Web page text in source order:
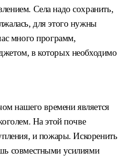
Села надо сохранить,
для этого нужны
много программ,
в которых необходимо
нашеговремени является
На этой почве
и пожары.Искоренить
совместными усилиями